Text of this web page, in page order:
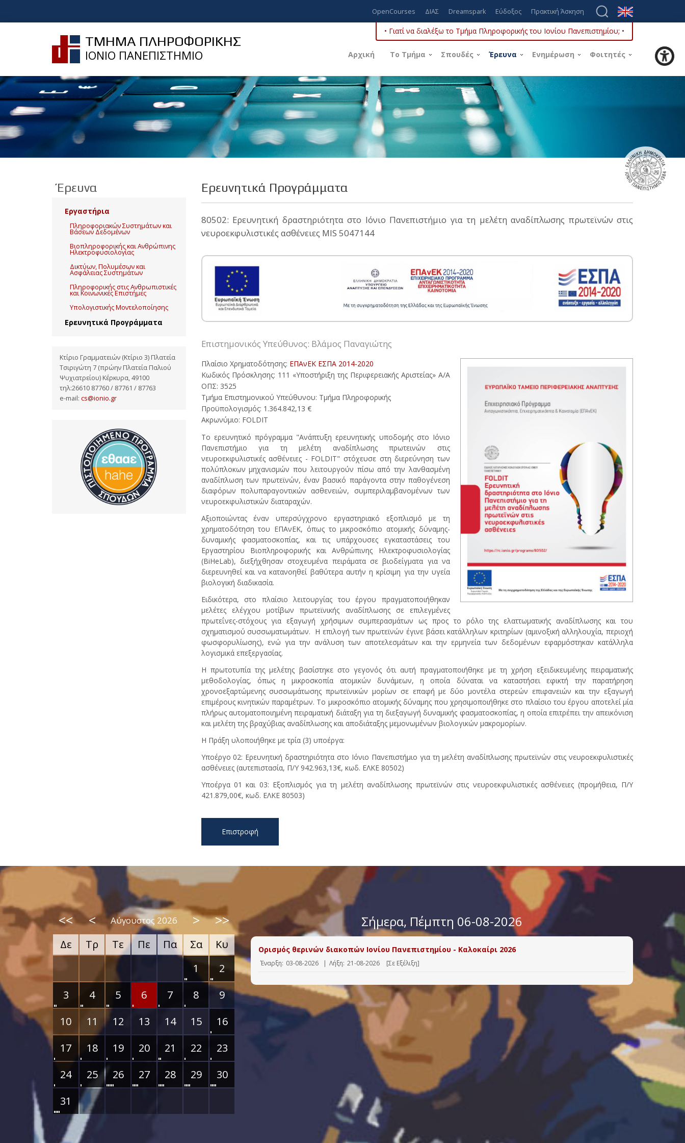
OpenCourses ΔΙΑΣ Dreamspark Εύδοξος Πρακτική Άσκηση
ΤΜΗΜΑ ΠΛΗΡΟΦΟΡΙΚΗΣ
ΙΟΝΙΟ ΠΑΝΕΠΙΣΤΗΜΙΟ
• Γιατί να διαλέξω το Τμήμα Πληροφορικής του Ιονίου Πανεπιστημίου; •
Αρχική Το Τμήμα Σπουδές Έρευνα Ενημέρωση Φοιτητές
Ερευνητικά Προγράμματα
80502: Ερευνητική δραστηριότητα στο Ιόνιο Πανεπιστήμιο για τη μελέτη αναδίπλωσης πρωτεϊνών στις
νευροεκφυλιστικές ασθένειες MIS 5047144
Επιστημονικός Υπεύθυνος: Βλάμος Παναγιώτης
Πλαίσιο Χρηματοδότησης: ΕΠΑνΕΚ ΕΣΠΑ 2014-2020
Κωδικός Πρόσκλησης: 111 «Υποστήριξη της Περιφερειακής Αριστείας» Α/Α
ΟΠΣ: 3525
Τμήμα Επιστημονικού Υπεύθυνου: Τμήμα Πληροφορικής
Προϋπολογισμός: 1.364.842,13 €
Ακρωνύμιο: FOLDIT
Το ερευνητικό πρόγραμμα "Ανάπτυξη ερευνητικής υποδομής στο Ιόνιο
Πανεπιστήμιο για τη μελέτη αναδίπλωσης πρωτεινών στις
νευροεκφυλιστικές ασθένειες - FOLDIT" στόχευσε στη διερεύνηση των
πολύπλοκων μηχανισμών που λειτουργούν πίσω από την λανθασμένη
αναδίπλωση των πρωτεϊνών, έναν βασικό παράγοντα στην παθογένεση
διαφόρων πολυπαραγοντικών ασθενειών, συμπεριλαμβανομένων των
νευροεκφυλιστικών διαταραχών.
Αξιοποιώντας έναν υπερσύγχρονο εργαστηριακό εξοπλισμό με τη
χρηματοδότηση του ΕΠΑνΕΚ, όπως το μικροσκόπιο ατομικής δύναμης-
δυναμικής φασματοσκοπίας, και τις υπάρχουσες εγκαταστάσεις του
Εργαστηρίου Βιοπληροφορικής και Ανθρώπινης Ηλεκτροφυσιολογίας
(BiHeLab), διεξήχθησαν στοχευμένα πειράματα σε βιοδείγματα για να
διερευνηθεί και να κατανοηθεί βαθύτερα αυτήν η κρίσιμη για την υγεία
βιολογική διαδικασία.
Ειδικότερα, στο πλαίσιο λειτουργίας του έργου πραγματοποιήθηκαν
μελέτες ελέγχου μοτίβων πρωτεϊνικής αναδίπλωσης σε επιλεγμένες
πρωτεΐνες-στόχους για εξαγωγή χρήσιμων συμπερασμάτων ως προς το ρόλο της ελαττωματικής αναδίπλωσης και του
σχηματισμού συσσωματωμάτων. Η επιλογή των πρωτεϊνών έγινε βάσει κατάλληλων κριτηρίων (αμινοξική αλληλουχία, περιοχή
φωσφορυλίωσης), ενώ για την ανάλυση των αποτελεσμάτων και την ερμηνεία των δεδομένων εφαρμόστηκαν κατάλληλα
λογισμικά επεξεργασίας.
Η πρωτοτυπία της μελέτης βασίστηκε στο γεγονός ότι αυτή πραγματοποιήθηκε με τη χρήση εξειδικευμένης πειραματικής
μεθοδολογίας, όπως η μικροσκοπία ατομικών δυνάμεων, η οποία δύναται να καταστήσει εφικτή την παρατήρηση
χρονοεξαρτώμενης συσσωμάτωσης πρωτεϊνικών μορίων σε επαφή με δύο μοντέλα στερεών επιφανειών και την εξαγωγή
επιμέρους κινητικών παραμέτρων. Το μικροσκόπιο ατομικής δύναμης που χρησιμοποιήθηκε στο πλαίσιο του έργου αποτελεί μία
πλήρως αυτοματοποιημένη πειραματική διάταξη για τη διεξαγωγή δυναμικής φασματοσκοπίας, η οποία επιτρέπει την απεικόνιση
και μελέτη της βραχύβιας αναδίπλωσης και αποδιάταξης μεμονωμένων βιολογικών μακρομορίων.
Η Πράξη υλοποιήθηκε με τρία (3) υποέργα:
Υποέργο 02: Ερευνητική δραστηριότητα στο Ιόνιο Πανεπιστήμιο για τη μελέτη αναδίπλωσης πρωτεϊνών στις νευροεκφυλιστικές
ασθένειες (αυτεπιστασία, Π/Υ 942.963,13€, κωδ. ΕΛΚΕ 80502)
Υποέργα 01 και 03: Εξοπλισμός για τη μελέτη αναδίπλωσης πρωτεϊνών στις νευροεκφυλιστικές ασθένειες (προμήθεια, Π/Υ
421.879,00€, κωδ. ΕΛΚΕ 80503)
Επιστροφή
Έρευνα
Εργαστήρια
Πληροφοριακών Συστημάτων και
Βάσεων Δεδομένων
Βιοπληροφορικής και Ανθρώπινης
Ηλεκτροφυσιολογίας
Δικτύων, Πολυμέσων και
Ασφάλειας Συστημάτων
Πληροφορικής στις Ανθρωπιστικές
και Κοινωνικές Επιστήμες
Υπολογιστικής Μοντελοποίησης
Ερευνητικά Προγράμματα
Κτίριο Γραμματειών (Κτίριο 3) Πλατεία
Τσιριγώτη 7 (πρώην Πλατεία Παλιού
Ψυχιατρείου) Κέρκυρα, 49100
τηλ:26610 87760 / 87761 / 87763
e-mail: cs@ionio.gr
<< < Αύγουστος 2026 > >>
Δε Τρ Τε Πε Πα Σα
Κυ
1
2
3
4 5 6 7 8
9
10
11 12 13 14 15
16
17
18 19 20 21 22
23
24
25 26 27 28 29
30
31
Σήμερα, Πέμπτη 06-08-2026
Ορισμός θερινών διακοπών Ιονίου Πανεπιστημίου - Καλοκαίρι 2026
Έναρξη: 03-08-2026 | Λήξη: 21-08-2026 [Σε Εξέλιξη]